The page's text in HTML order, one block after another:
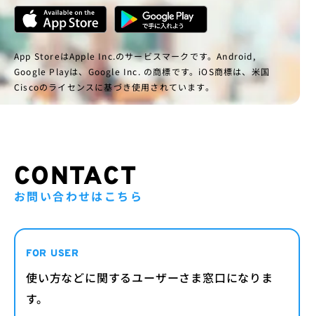
App StoreはApple Inc.のサービスマークです。Android,
Google Playは、Google Inc. の商標です。iOS商標は、米国
Ciscoのライセンスに基づき使用されています。
CONTACT
お問い合わせはこちら
FOR USER
使い方などに関するユーザーさま窓口になりま
す。